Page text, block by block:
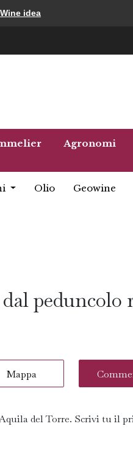
Wine idea
Agronomi
Olio Geowine
peduncolo
Mappa
del Torre. Scrivi tu il